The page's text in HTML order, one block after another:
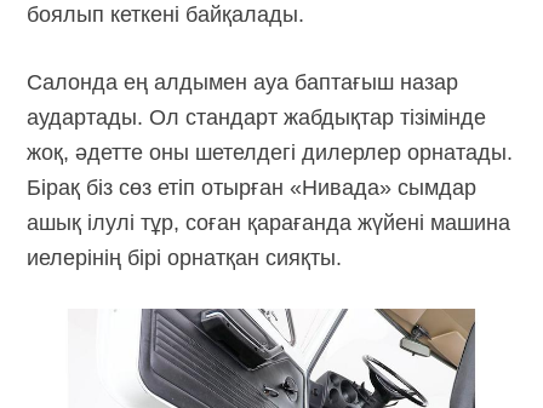
боялып кеткені байқалады.
Салонда ең алдымен ауа баптағыш назар
аудартады. Ол стандарт жабдықтар тізімінде
жоқ, әдетте оны шетелдегі дилерлер орнатады.
Бірақ біз сөз етіп отырған «Нивада» сымдар
ашық ілулі тұр, соған қарағанда жүйені машина
иелерінің бірі орнатқан сияқты.